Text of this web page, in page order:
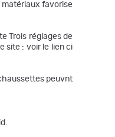
matériaux favorise
Trois réglages de
site : voir le lien ci
peuvnt